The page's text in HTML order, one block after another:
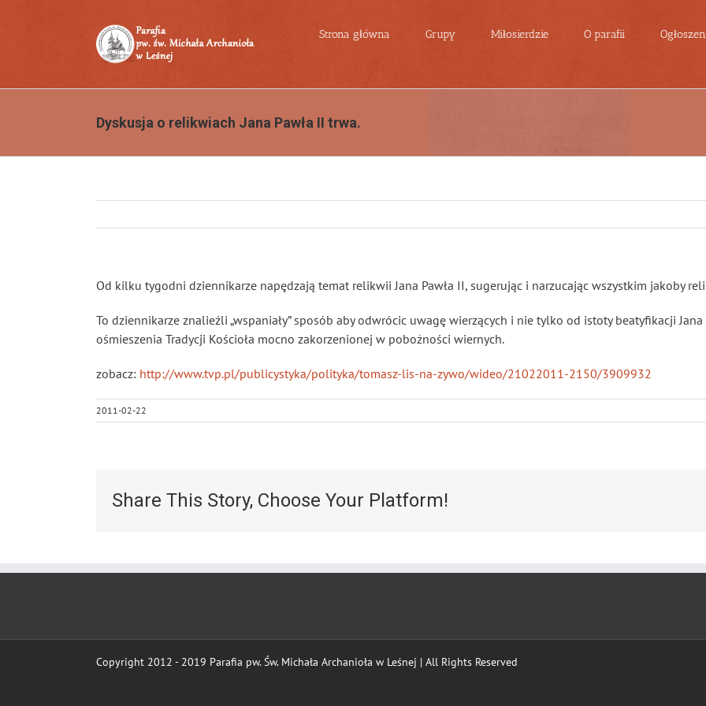
Strona główna Grupy Miłosierdzie O parafii
Dyskusja o relikwiach Jana Pawła II trwa.
Od kilku tygodni dziennikarze napędzają temat relikwii Jana Pawła II, sugerując i narzucając wszystkim jakoby
To dziennikarze znalieźli „wspaniały” sposób aby odwrócic uwagę wierzących i nie tylko od istoty beatyfikacji
ośmieszenia Tradycji Kościoła mocno zakorzenionej w pobożności wiernych.
zobacz: http://www.tvp.pl/publicystyka/polityka/tomasz-lis-na-zywo/wideo/21022011-2150/3909932
2011-02-22
Share This Story, Choose Your Platform!
Copyright 2012 - 2019 Parafia pw. Św. Michała Archanioła w Leśnej | All Rights Reserved